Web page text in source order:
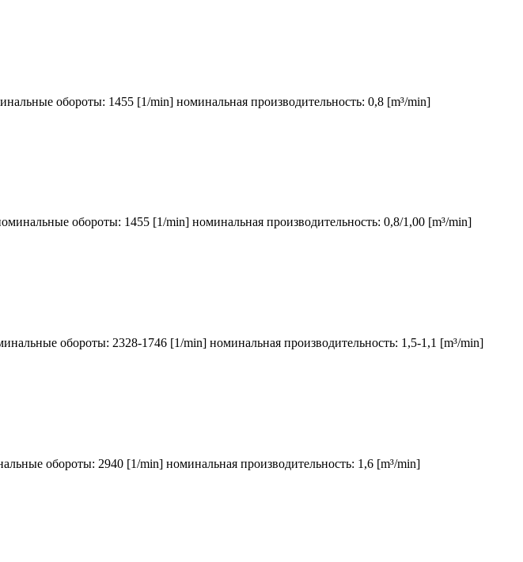
обороты: 1455 [1/min] номинальная производительность: 0,8 [m³/min]
обороты: 1455 [1/min] номинальная производительность: 0,8/1,00 [m³/min]
обороты: 2328-1746 [1/min] номинальная производительность: 1,5-1,1 [m³/min]
обороты: 2940 [1/min] номинальная производительность: 1,6 [m³/min]